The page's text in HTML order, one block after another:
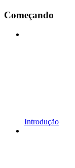
Começando
Introdução